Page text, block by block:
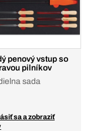
penový vstup so
pilníkov
sada
sa a zobraziť